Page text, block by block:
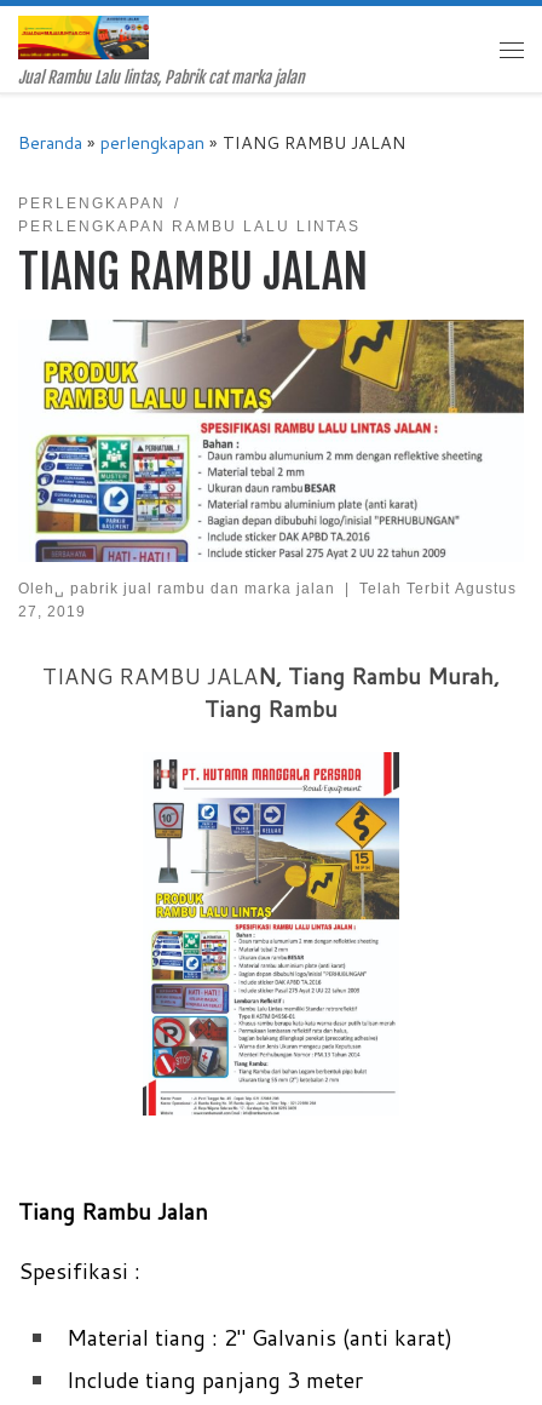
Skip to content
Jual Rambu Lalu lintas, Pabrik cat marka jalan
Beranda » perlengkapan » TIANG RAMBU JALAN
PERLENGKAPAN
PERLENGKAPAN RAMBU LALU LINTAS
TIANG RAMBU JALAN
Oleh␣ pabrik jual rambu dan marka jalan | Telah Terbit Agustus
27, 2019
TIANG RAMBU JALAN, Tiang Rambu Murah,
Tiang Rambu
Tiang Rambu Jalan
Spesifikasi :
Material tiang : 2″ Galvanis (anti karat)
Include tiang panjang 3 meter